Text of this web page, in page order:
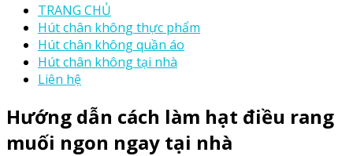
TRANG CHỦ
Hút chân không thực phẩm
Hút chân không quần áo
Hút chân không tại nhà
Liên hệ
Hướng dẫn cách làm hạt điều rang
muối ngon ngay tại nhà